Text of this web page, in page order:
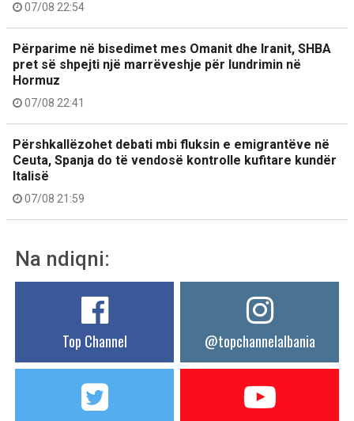
07/08 22:54
Përparime në bisedimet mes Omanit dhe Iranit, SHBA
pret së shpejti një marrëveshje për lundrimin në
Hormuz
07/08 22:41
Përshkallëzohet debati mbi fluksin e emigrantëve në
Ceuta, Spanja do të vendosë kontrolle kufitare kundër
Italisë
07/08 21:59
Na ndiqni:
Top Channel @topchannelalbania